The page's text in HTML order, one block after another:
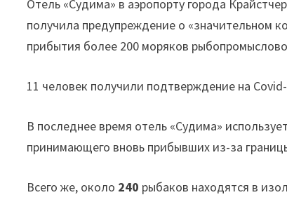
Отель «Судима» в аэропорту города
получила предупреждение о «значительном
прибытия более 200 моряков
11 человек получили подтверждение на
В последнее время отель «Судима»
принимающего вновь прибывших из-за
Всего же, около 240 рыбаков находятся в